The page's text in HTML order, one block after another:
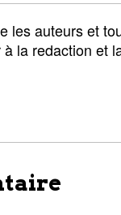
les auteurs et
la redaction et